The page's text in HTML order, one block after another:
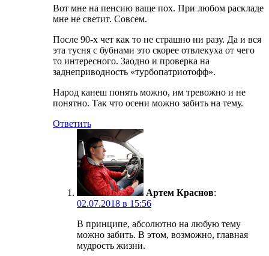
Вот мне на пенсию ваще пох. При любом раскладе
мне не светит. Совсем.
После 90-х чет как то не страшно ни разу. Да и вся
эта тусня с бубнами это скорее отвлекуха от чего
то интересного. Заодно и проверка на
заднеприводность «турбопатриотофф».
Народ канеш понять можно, им тревожно и не
понятно. Так что осени можно забить на тему.
Ответить
Артем Краснов:
02.07.2018 в 15:56
В принципе, абсолютно на любую тему
можно забить. В этом, возможно, главная
мудрость жизни.